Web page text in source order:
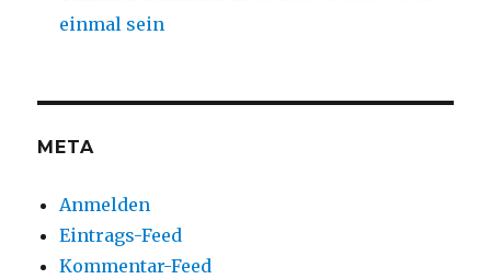
einmal sein
META
Anmelden
Eintrags-Feed
Kommentar-Feed